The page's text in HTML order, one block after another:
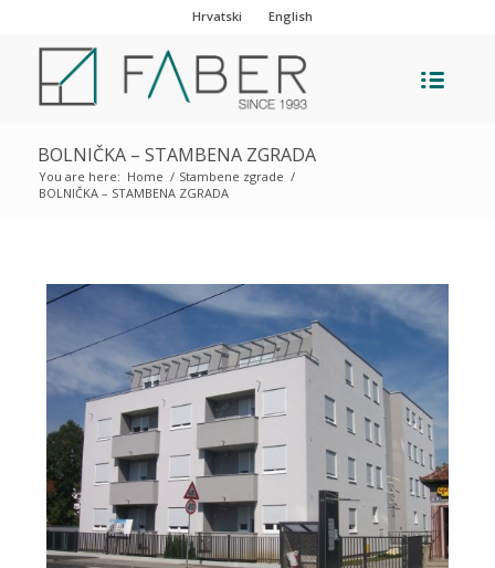
Hrvatski English
BOLNIČKA – STAMBENA ZGRADA
You are here: Home / Stambene zgrade /
BOLNIČKA – STAMBENA ZGRADA